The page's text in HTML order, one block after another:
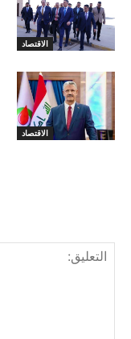
الاقتصاد
الاقتصاد